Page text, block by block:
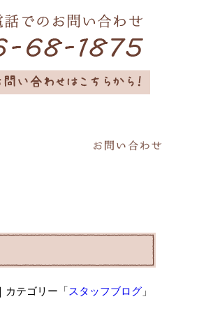
｜カテゴリー「 スタッフブログ 」